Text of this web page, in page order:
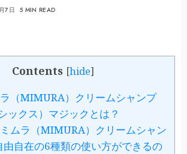
7日 5 MIN READ
Contents [hide]
ラ（MIMURA）クリームシャンプ
ックス）マジックとは？
ムラ（MIMURA）クリームシャン
由自在の6種類の使い方ができるの